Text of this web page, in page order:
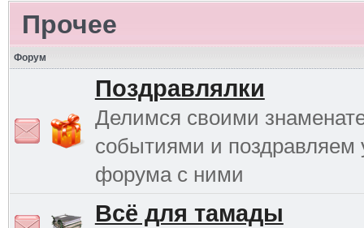
Прочее
Форум
Поздравлялки
Делимся своими
событиями и поздравляем
форума с ними
Всё для тамады